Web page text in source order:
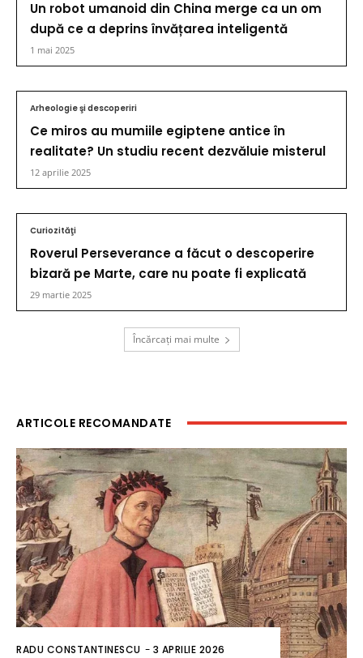
Un robot umanoid din China merge ca un om
după ce a deprins învățarea inteligentă
1 mai 2025
Arheologie şi descoperiri
Ce miros au mumiile egiptene antice în
realitate? Un studiu recent dezvăluie misterul
12 aprilie 2025
Curiozităţi
Roverul Perseverance a făcut o descoperire
bizară pe Marte, care nu poate fi explicată
29 martie 2025
Încărcați mai multe
ARTICOLE RECOMANDATE
RADU CONSTANTINESCU - 3 APRILIE 2026